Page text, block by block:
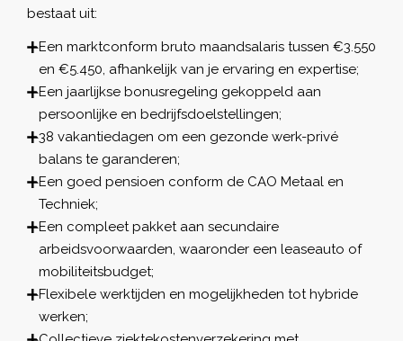
bestaat uit:
Een marktconform bruto maandsalaris tussen €3.550
en €5.450, afhankelijk van je ervaring en expertise;
Een jaarlijkse bonusregeling gekoppeld aan
persoonlijke en bedrijfsdoelstellingen;
38 vakantiedagen om een gezonde werk-privé
balans te garanderen;
Een goed pensioen conform de CAO Metaal en
Techniek;
Een compleet pakket aan secundaire
arbeidsvoorwaarden, waaronder een leaseauto of
mobiliteitsbudget;
Flexibele werktijden en mogelijkheden tot hybride
werken;